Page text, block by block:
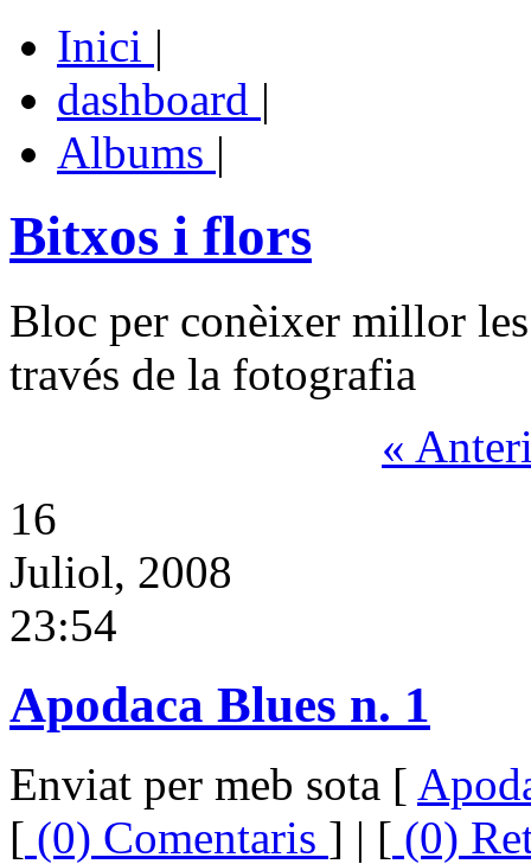
Inici |
dashboard |
Albums |
Bitxos i flors
Bloc per conèixer millor
través de la fotografia
«
16
Juliol, 2008
23:54
Apodaca Blues n. 1
Enviat per meb sota [
[ (0) Comentaris ] | [ (0)